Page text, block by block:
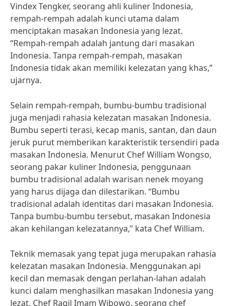
Vindex Tengker, seorang ahli kuliner Indonesia,
rempah-rempah adalah kunci utama dalam
menciptakan masakan Indonesia yang lezat.
“Rempah-rempah adalah jantung dari masakan
Indonesia. Tanpa rempah-rempah, masakan
Indonesia tidak akan memiliki kelezatan yang khas,”
ujarnya.
Selain rempah-rempah, bumbu-bumbu tradisional
juga menjadi rahasia kelezatan masakan Indonesia.
Bumbu seperti terasi, kecap manis, santan, dan daun
jeruk purut memberikan karakteristik tersendiri pada
masakan Indonesia. Menurut Chef William Wongso,
seorang pakar kuliner Indonesia, penggunaan
bumbu tradisional adalah warisan nenek moyang
yang harus dijaga dan dilestarikan. “Bumbu
tradisional adalah identitas dari masakan Indonesia.
Tanpa bumbu-bumbu tersebut, masakan Indonesia
akan kehilangan kelezatannya,” kata Chef William.
Teknik memasak yang tepat juga merupakan rahasia
kelezatan masakan Indonesia. Menggunakan api
kecil dan memasak dengan perlahan-lahan adalah
kunci dalam menghasilkan masakan Indonesia yang
lezat. Chef Ragil Imam Wibowo, seorang chef